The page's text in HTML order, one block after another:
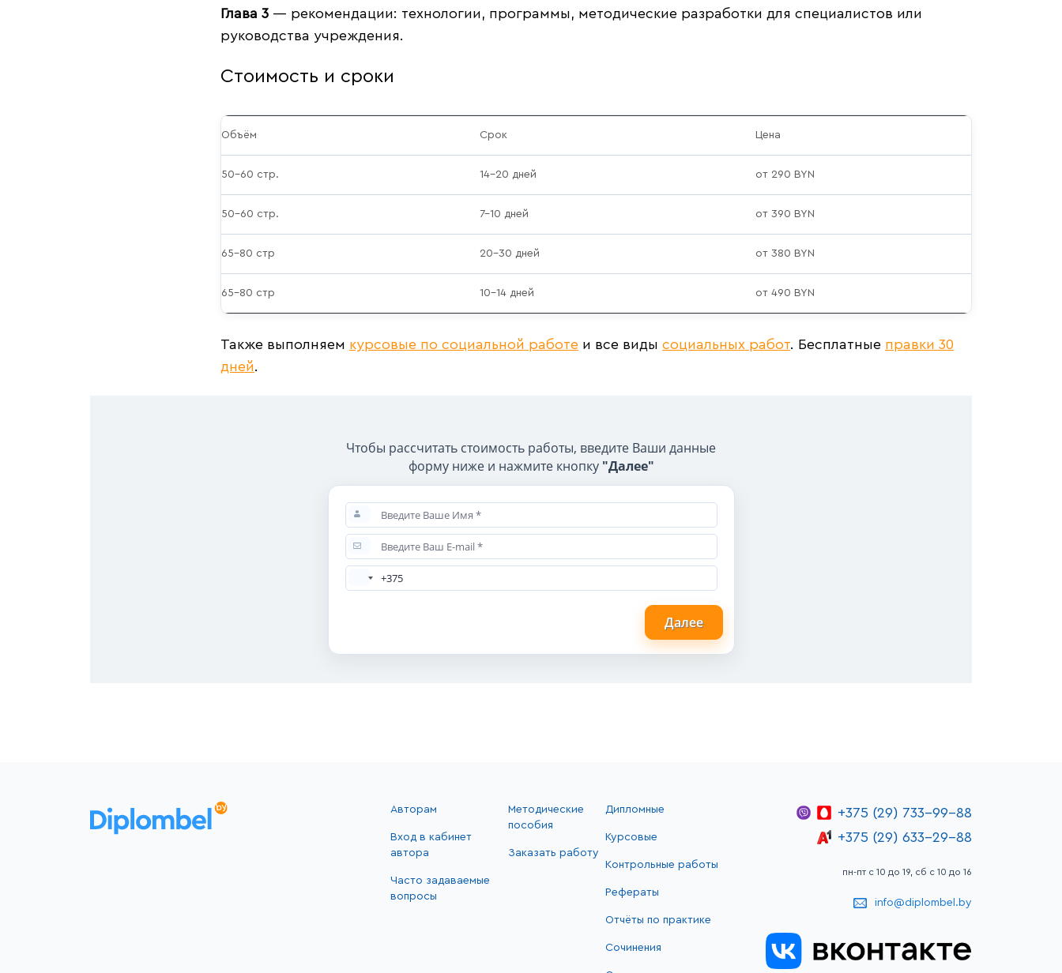
Глава 3 — рекомендации: технологии, программы, методические разработки для специалистов или
руководства учреждения.
Стоимость и сроки
Объём Срок Цена
50–60 стр. 14–20 дней от 290 BYN
50–60 стр. 7–10 дней от 390 BYN
65–80 стр 20–30 дней от 380 BYN
65–80 стр 10–14 дней от 490 BYN
Также выполняем курсовые по социальной работе и все виды социальных работ. Бесплатные правки 30
дней.
Чтобы рассчитать стоимость работы, введите Ваши данные
форму ниже и нажмите кнопку "Далее"
Далее
Авторам
Вход в кабинет
автора
Часто задаваемые
вопросы
Методические
пособия
Заказать работу
Дипломные
Курсовые
Контрольные работы
Рефераты
Отчёты по практике
Сочинения
+375 (29) 733-99-88
+375 (29) 633-29-88
пн-пт с 10 до 19, сб с 10 до 16
info@diplombel.by